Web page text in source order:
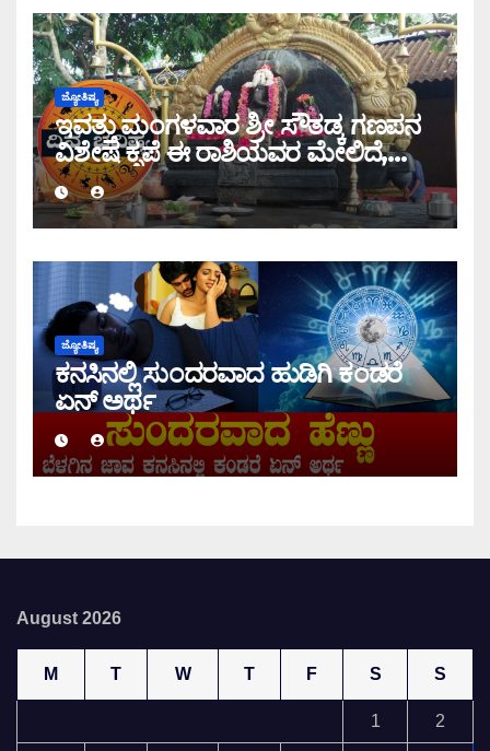
ಜ್ಯೋತಿಷ್ಯ
ಇವತ್ತು ಮಂಗಳವಾರ ಶ್ರೀ ಸೌತಡ್ಕ ಗಣಪನ
ವಿಶೇಷ ಕೃಪೆ ಈ ರಾಶಿಯವರ ಮೇಲಿದೆ,
ಇಂದಿನ ರಾಶಿ ಭವಿಷ್ಯ ತಿಳಿಯಿರಿ
ಜ್ಯೋತಿಷ್ಯ
ಕನಸಿನಲ್ಲಿ ಸುಂದರವಾದ ಹುಡಿಗಿ ಕಂಡರೆ
ಏನ್ ಅರ್ಥ
August 2026
M T W T F S S
1 2